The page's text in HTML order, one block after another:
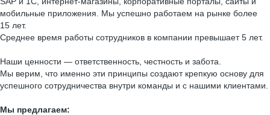
мобильные приложения. Мы успешно работаем на рынке более
15 лет.
Среднее время работы сотрудников в компании превышает 5 лет.
Наши ценности — ответственность, честность и забота.
Мы верим, что именно эти принципы создают крепкую основу для
успешного сотрудничества внутри команды и с нашими клиентами.
Мы предлагаем: